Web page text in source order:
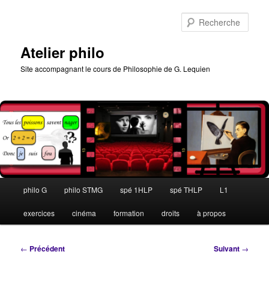
Atelier philo
Site accompagnant le cours de Philosophie de G. Lequien
principal
philo G philo STMG spé 1HLP spé THLP L1
exercices cinéma formation droits à propos
Navigation
← Précédent Suivant →